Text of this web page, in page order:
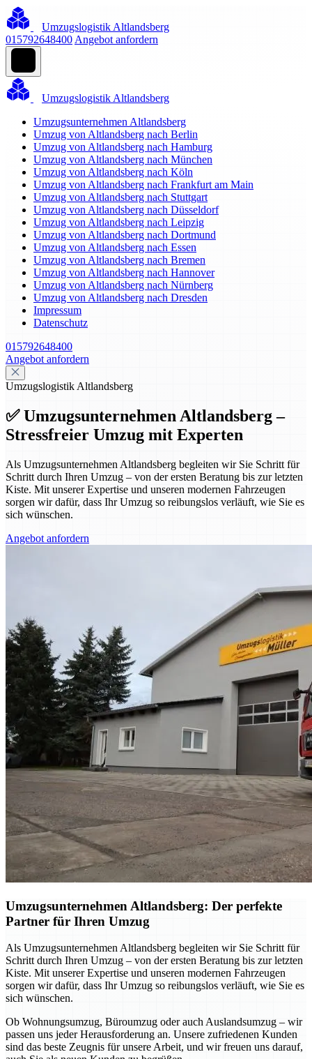
Umzugslogistik Altlandsberg
015792648400 Angebot anfordern
Umzugslogistik Altlandsberg
Umzugsunternehmen Altlandsberg
Umzug von Altlandsberg nach Berlin
Umzug von Altlandsberg nach Hamburg
Umzug von Altlandsberg nach München
Umzug von Altlandsberg nach Köln
Umzug von Altlandsberg nach Frankfurt am Main
Umzug von Altlandsberg nach Stuttgart
Umzug von Altlandsberg nach Düsseldorf
Umzug von Altlandsberg nach Leipzig
Umzug von Altlandsberg nach Dortmund
Umzug von Altlandsberg nach Essen
Umzug von Altlandsberg nach Bremen
Umzug von Altlandsberg nach Hannover
Umzug von Altlandsberg nach Nürnberg
Umzug von Altlandsberg nach Dresden
Impressum
Datenschutz
015792648400
Angebot anfordern
Umzugslogistik Altlandsberg
✅ Umzugsunternehmen Altlandsberg –
Stressfreier Umzug mit Experten
Als Umzugsunternehmen Altlandsberg begleiten wir Sie Schritt für
Schritt durch Ihren Umzug – von der ersten Beratung bis zur letzten
Kiste. Mit unserer Expertise und unseren modernen Fahrzeugen
sorgen wir dafür, dass Ihr Umzug so reibungslos verläuft, wie Sie es
sich wünschen.
Angebot anfordern
Umzugsunternehmen Altlandsberg: Der perfekte
Partner für Ihren Umzug
Als Umzugsunternehmen Altlandsberg begleiten wir Sie Schritt für
Schritt durch Ihren Umzug – von der ersten Beratung bis zur letzten
Kiste. Mit unserer Expertise und unseren modernen Fahrzeugen
sorgen wir dafür, dass Ihr Umzug so reibungslos verläuft, wie Sie es
sich wünschen.
Ob Wohnungsumzug, Büroumzug oder auch Auslandsumzug – wir
passen uns jeder Herausforderung an. Unsere zufriedenen Kunden
sind das beste Zeugnis für unsere Arbeit, und wir freuen uns darauf,